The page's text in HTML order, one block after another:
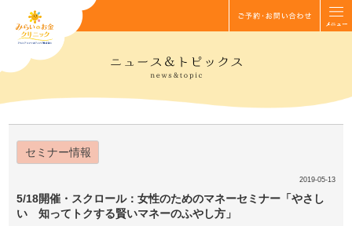
セミナー情報
5/18開催・スクロール：女性のためのマネーセミナー「やさし
い 知ってトクする賢いマネーのふやし方」
2019-05-13